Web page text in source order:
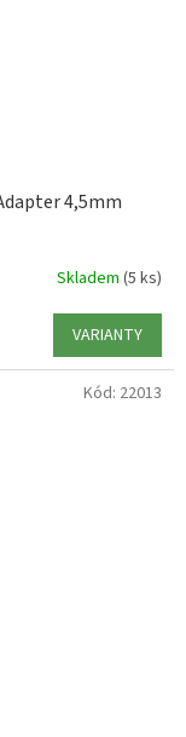
4,5mm
Skladem (5 ks)
VARIANTY
Kód: 22013